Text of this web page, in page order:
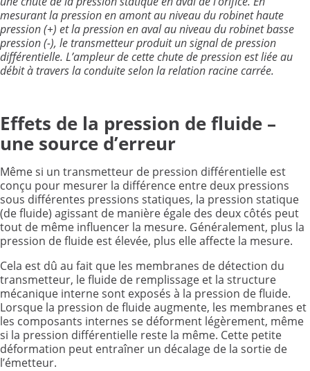
mesurant la pression en amont au niveau du robinet haute
pression (+) et la pression en aval au niveau du robinet basse
pression (-), le transmetteur produit un signal de pression
différentielle. L’ampleur de cette chute de pression est liée au
débit à travers la conduite selon la relation racine carrée.
Effets de la pression de fluide –
une source d’erreur
Même si un transmetteur de pression différentielle est
conçu pour mesurer la différence entre deux pressions
sous différentes pressions statiques, la pression statique
(de fluide) agissant de manière égale des deux côtés peut
tout de même influencer la mesure. Généralement, plus la
pression de fluide est élevée, plus elle affecte la mesure.
Cela est dû au fait que les membranes de détection du
transmetteur, le fluide de remplissage et la structure
mécanique interne sont exposés à la pression de fluide.
Lorsque la pression de fluide augmente, les membranes et
les composants internes se déforment légèrement, même
si la pression différentielle reste la même. Cette petite
déformation peut entraîner un décalage de la sortie de
l’émetteur.